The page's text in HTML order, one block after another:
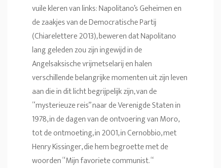
vuile kleren van links: Napolitano’s Geheimen en
de zaakjes van de Democratische Partij
(Chiarelettere 2013), beweren dat Napolitano
lang geleden zou zijn ingewijd in de
Angelsaksische vrijmetselarij en halen
verschillende belangrijke momenten uit zijn leven
aan die in dit licht begrijpelijk zijn, van de
“mysterieuze reis” naar de Verenigde Staten in
1978, in de dagen van de ontvoering van Moro,
tot de ontmoeting, in 2001, in Cernobbio, met
Henry Kissinger, die hem begroette met de
woorden “Mijn favoriete communist. “